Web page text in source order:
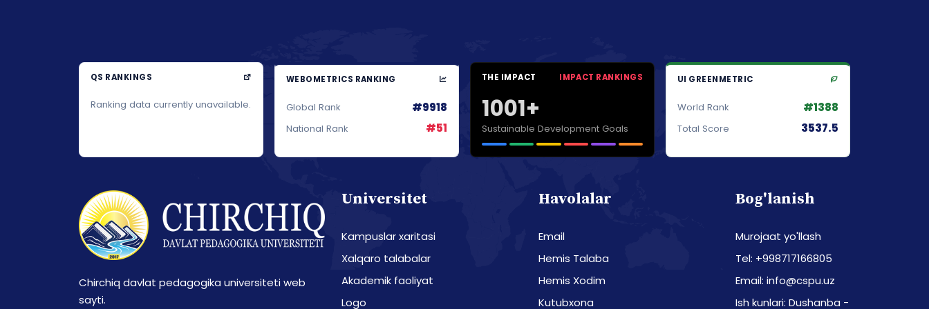
QS RANKINGS
Ranking data currently unavailable.
WEBOMETRICS RANKING
Global Rank #9918
National Rank #51
THE IMPACT IMPACT RANKINGS
1001+
Sustainable Development Goals
UI GREENMETRIC
World Rank #1388
Total Score 3537.5
Chirchiq davlat pedagogika universiteti web
sayti.
Universitet
Kampuslar xaritasi
Xalqaro talabalar
Akademik faoliyat
Logo
Havolalar
Email
Hemis Talaba
Hemis Xodim
Kutubxona
Bog'lanish
Murojaat yo'llash
Tel: +998717166805
Email: info@cspu.uz
Ish kunlari: Dushanba -